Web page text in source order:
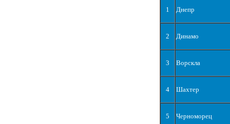
1 Днепр
2 Динамо
3 Ворскла
4 Шахтер
5 Черноморец